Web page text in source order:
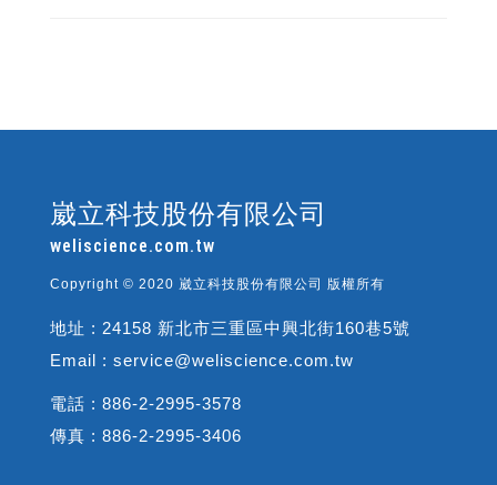
崴立科技股份有限公司
weliscience.com.tw
Copyright © 2020 崴立科技股份有限公司 版權所有
地址 : 24158 新北市三重區中興北街160巷5號
Email : service@weliscience.com.tw
電話 : 886-2-2995-3578
傳真 : 886-2-2995-3406